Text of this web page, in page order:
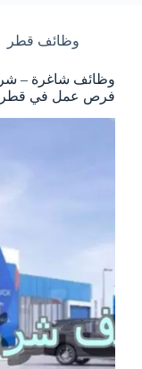
وظائف قطر
وظائف شاغرة –
فرص عمل في قطر